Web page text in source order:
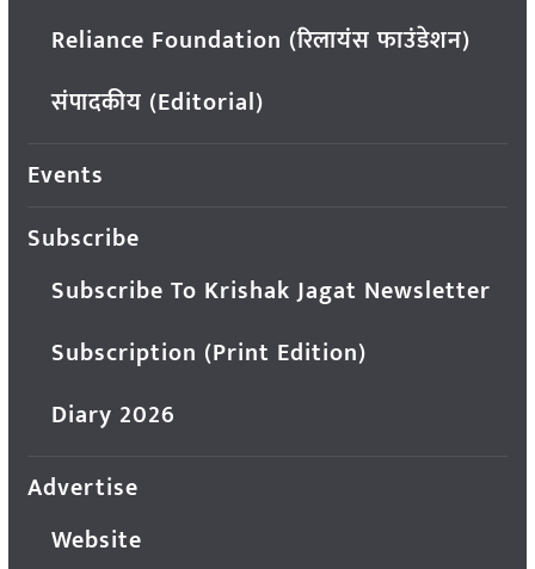
Reliance Foundation (रिलायंस फाउंडेशन)
संपादकीय (Editorial)
Events
Subscribe
Subscribe To Krishak Jagat Newsletter
Subscription (Print Edition)
Diary 2026
Advertise
Website